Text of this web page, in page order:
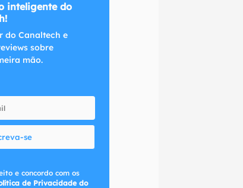
inteligente do
do Canaltech e
sobre
mão.
se
e concordo com os
de Privacidade do